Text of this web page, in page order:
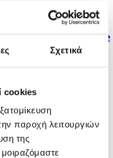
Σχετικά
cookies
παροχή λειτουργιών
της
στα Tennis Europe
η...